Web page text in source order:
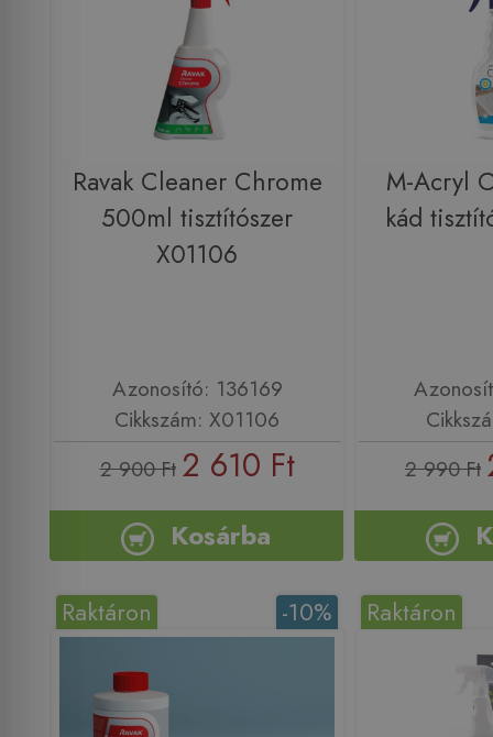
Ravak Cleaner Chrome
500ml tisztítószer
X01106
Azonosító: 136169
Cikkszám: X01106
2 900 Ft 2 610 Ft
Kosárba
M-Acryl
kád
2 990 Ft
-10%
Raktáron Raktáron